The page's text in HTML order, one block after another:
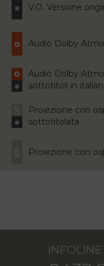
V.O. Versione
Audio Dolby
Audio Dolby
sottotitoli in
Proiezione con
sottotitolata
Proiezione con